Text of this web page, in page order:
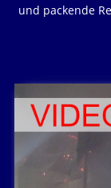
und packende